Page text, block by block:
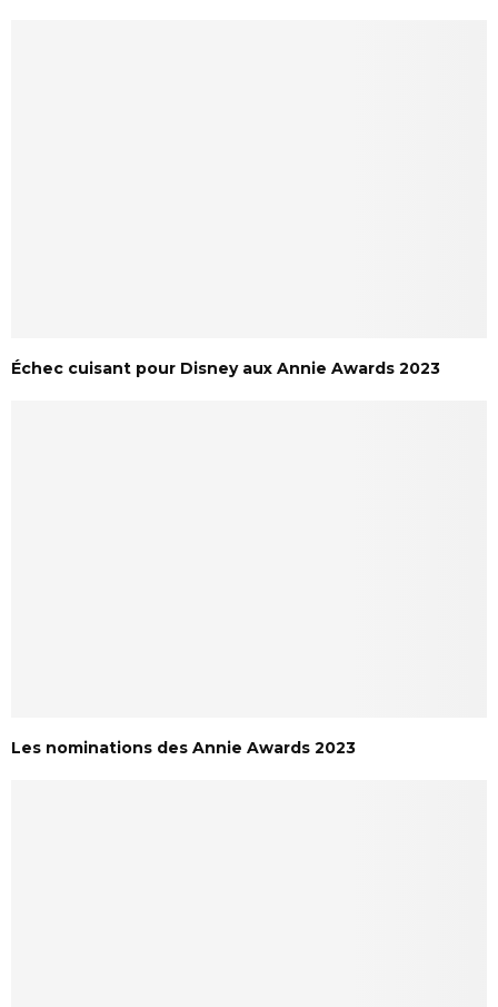
Échec cuisant pour Disney aux Annie Awards 2023
Les nominations des Annie Awards 2023